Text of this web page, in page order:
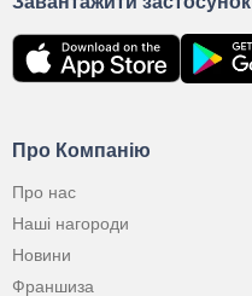
Про Компанію
Про нас
Наші нагороди
Новини
Франшиза